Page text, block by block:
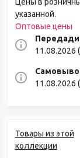
указанной.
Оптовые цены
11.08.2026
11.08.2026
Товары из этой
коллекции